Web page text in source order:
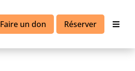
Faire un don Réserver